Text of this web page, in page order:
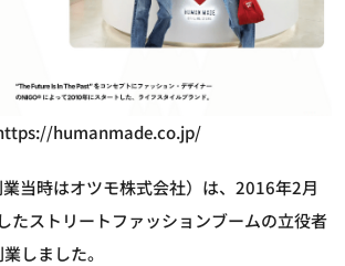
humanmade.co.jp/
業当時はオツモ株式会社）は、2016年2月
たストリートファッションブームの立役者
しました。